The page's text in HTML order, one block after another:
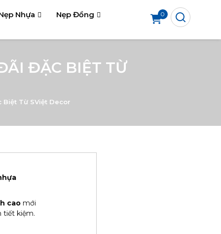
Nhựa Nẹp Đồng 0
ĐẶC BIỆT TỪ
Biệt Từ SViệt Decor
cao mới
tiết kiệm.